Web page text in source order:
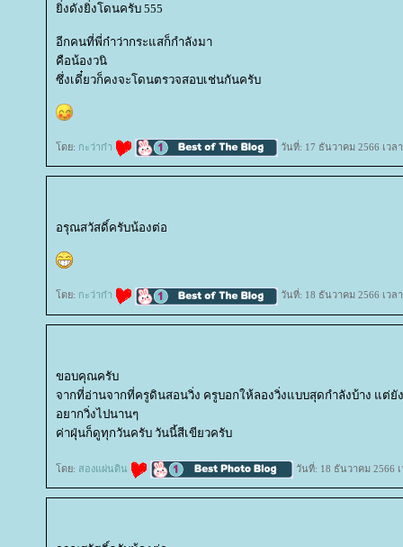
ิ่งดังยิ่งโดนครับ 555
อีกคนที่พี่ก๋าว่ากระแสก็กำลังมา
คือน้องวนิ
ซึ่งเดี๋ยวก็คงจะโดนตรวจสอบเช่นกันครับ
ดย: กะว่าก๋า วันที่: 17 ธันวาคม 2566 เวล
อรุณสวัสดิ์ครับน้องต่อ
ดย: กะว่าก๋า วันที่: 18 ธันวาคม 2566 เวล
ขอบคุณครับ
จากที่อ่านจากที่ครูดินสอนวิ่ง ครูบอกให้ลองวิ่งแบบสุดกำลังบ้าง แต่ยั
อยากวิ่งไปนานๆ
ค่าฝุ่นก็ดูทุกวันครับ วันนี้สีเขียวครับ
ดย: สองแผ่นดิน วันที่: 18 ธันวาคม 2566